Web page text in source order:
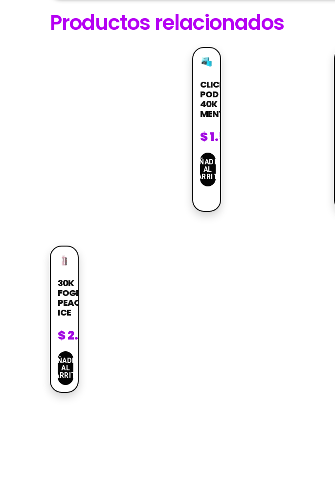
Productos relacionados
CLICKMATE
POD
40K
MENTHOL
$1.599
AÑADIR
AL
CARRITO
30K
FOGER
PEACH
ICE
$2.099
AÑADIR
AL
CARRITO